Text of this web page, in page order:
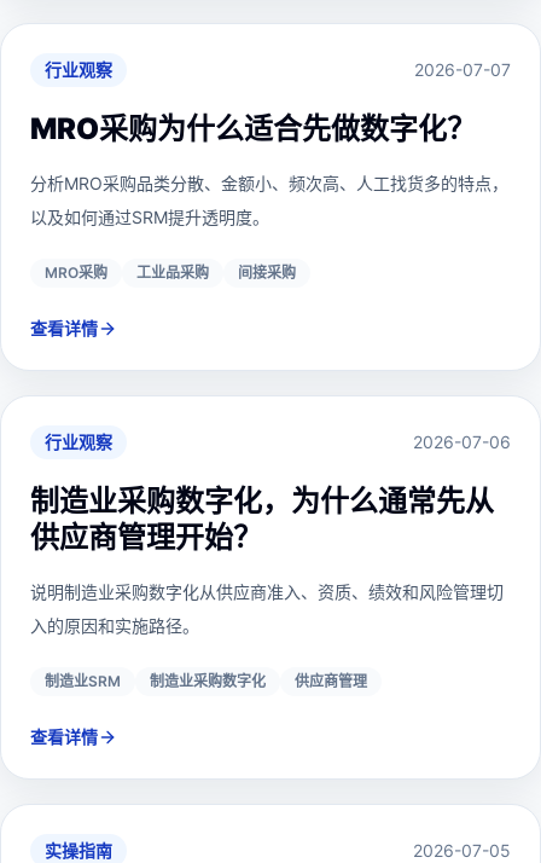
行业观察 2026-07-07
MRO采购为什么适合先做数字化？
分析MRO采购品类分散、金额小、频次高、人工找货多的特点，
以及如何通过SRM提升透明度。
MRO采购 工业品采购 间接采购
查看详情
行业观察 2026-07-06
制造业采购数字化，为什么通常先从
供应商管理开始？
说明制造业采购数字化从供应商准入、资质、绩效和风险管理切
入的原因和实施路径。
制造业SRM 制造业采购数字化 供应商管理
查看详情
实操指南 2026-07-05